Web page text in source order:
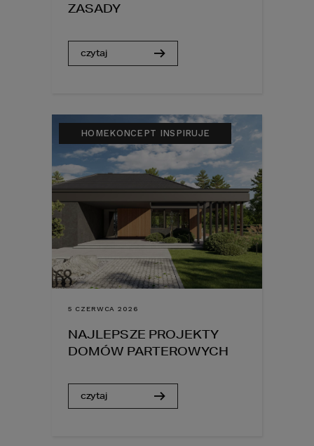
ZASADY
czytaj
HOMEKONCEPT INSPIRUJE
5 CZERWCA 2026
NAJLEPSZE PROJEKTY
DOMÓW PARTEROWYCH
czytaj